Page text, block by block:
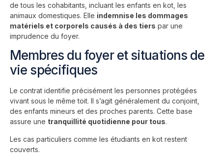
de tous les cohabitants, incluant les enfants en kot, les
animaux domestiques. Elle indemnise les dommages
matériels et corporels causés à des tiers par une
imprudence du foyer.
Membres du foyer et situations de
vie spécifiques
Le contrat identifie précisément les personnes protégées
vivant sous le même toit. Il s’agit généralement du conjoint,
des enfants mineurs et des proches parents. Cette base
assure une tranquillité quotidienne pour tous.
Les cas particuliers comme les étudiants en kot restent
couverts.